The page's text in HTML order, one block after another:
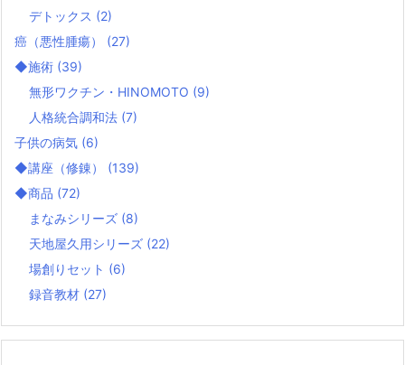
デトックス (2)
癌（悪性腫瘍） (27)
◆施術 (39)
無形ワクチン・HINOMOTO (9)
人格統合調和法 (7)
子供の病気 (6)
◆講座（修錬） (139)
◆商品 (72)
まなみシリーズ (8)
天地屋久用シリーズ (22)
場創りセット (6)
録音教材 (27)